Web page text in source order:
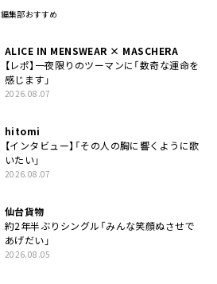
編集部おすすめ
ALICE IN MENSWEAR × MASCHERA
【レポ】一夜限りのツーマンに「数奇な運命を
感じます」
2026.08.07
hitomi
【インタビュー】「その人の胸に響くように歌
いたい」
2026.08.07
仙台貨物
約2年半ぶりシングル「みんな笑顔ぬさせで
あげだい」
2026.08.05